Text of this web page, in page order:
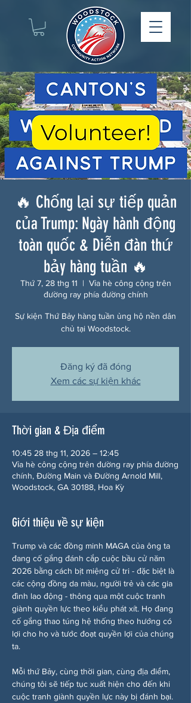
🔥 Chống lại sự tiếp quản
của Trump: Ngày hành động
toàn quốc & Diễn đàn thứ
bảy hàng tuần 🔥
Thứ 7, 28 thg 11
  |
Vỉa hè công cộng trên
đường ray phía đường chính
Sự kiện Thứ Bảy hàng tuần ủng hộ nền dân
chủ tại Woodstock.
Đăng ký đã đóng
Xem các sự kiện khác
Thời gian & Địa điểm
10:45 28 thg 11, 2026 – 12:45
Vỉa hè công cộng trên đường ray phía đường
chính, Đường Main và Đường Arnold Mill,
Woodstock, GA 30188, Hoa Kỳ
Giới thiệu về sự kiện
Trump và các đồng minh MAGA của ông ta
đang cố gắng đánh cắp cuộc bầu cử năm
2026 bằng cách bịt miệng cử tri - đặc biệt là
các cộng đồng da màu, người trẻ và các gia
đình lao động - thông qua một cuộc tranh
giành quyền lực theo kiểu phát xít. Họ đang
cố gắng thao túng hệ thống theo hướng có
lợi cho họ và tước đoạt quyền lợi của chúng
ta.
Mỗi thứ Bảy, cùng thời gian, cùng địa điểm,
chúng tôi sẽ tiếp tục xuất hiện cho đến khi
cuộc tranh giành quyền lực này bị đánh bại.